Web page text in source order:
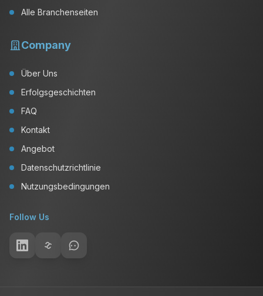
Alle Branchenseiten
Company
Über Uns
Erfolgsgeschichten
FAQ
Kontakt
Angebot
Datenschutzrichtlinie
Nutzungsbedingungen
Follow Us